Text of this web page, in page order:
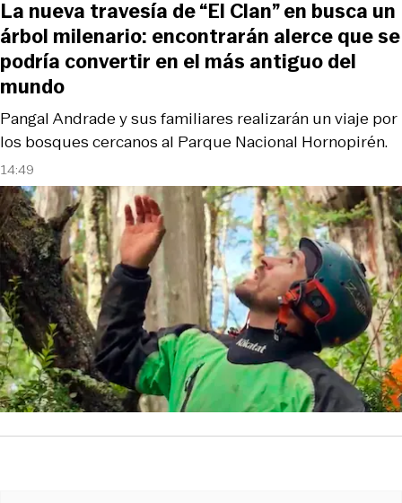
14:49
Pangal Andrade y sus familiares realizarán un viaje por
los bosques cercanos al Parque Nacional Hornopirén.
La nueva travesía de “El Clan” en busca un
árbol milenario: encontrarán alerce que se
podría convertir en el más antiguo del
mundo